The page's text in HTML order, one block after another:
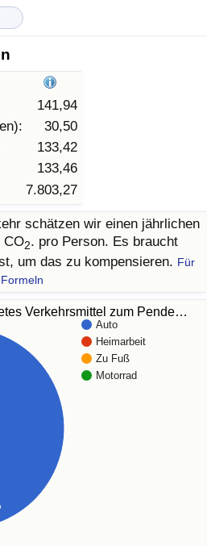
141,94
30,50
133,42
133,46
7.803,27
schätzen wir einen jährlichen
CO2. pro Person. Es braucht
um das zu kompensieren. Für
Verkehrsmittel zum Pende…
Auto
Heimarbeit
Zu Fuß
Motorrad
(aktuell)
nach Land
Land
Land
Index (aktuell)
Index
Index nach Land